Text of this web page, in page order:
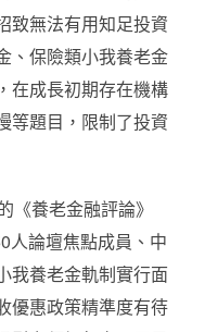
致無法有用知足投資
、保險類小我養老金
在成長初期存在機構
等題目，限制了投資
《養老金融評論》
人論壇焦點成員、中
我養老金軌制實行面
優惠政策精準度有待